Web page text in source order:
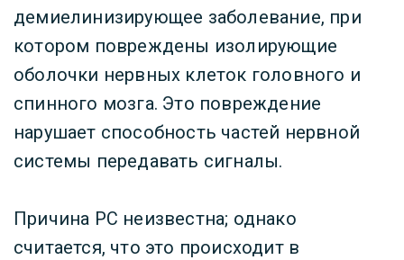
демиелинизирующее заболевание, при
котором повреждены изолирующие
оболочки нервных клеток головного и
спинного мозга. Это повреждение
нарушает способность частей нервной
системы передавать сигналы.
Причина РС неизвестна; однако
считается, что это происходит в